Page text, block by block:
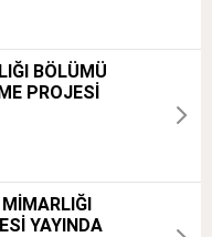
BÖLÜMÜ
PROJESİ
YAYINDA